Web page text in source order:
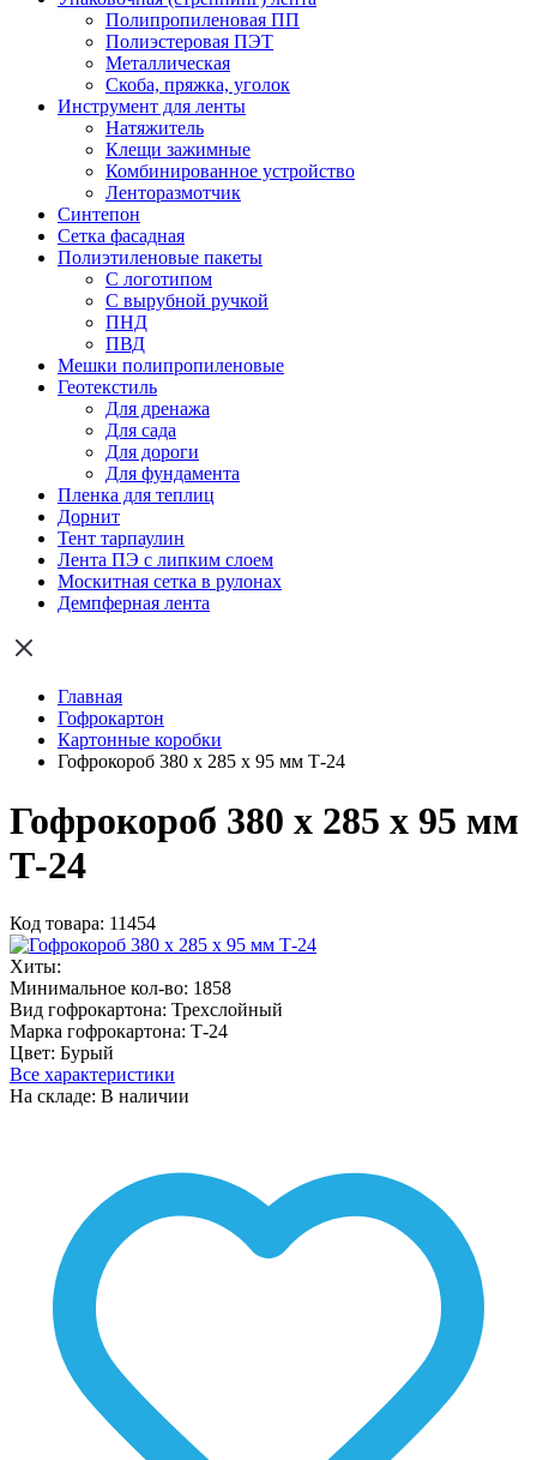
Полипропиленовая ПП
Полиэстеровая ПЭТ
Металлическая
Скоба, пряжка, уголок
Инструмент для ленты
Натяжитель
Клещи зажимные
Комбинированное устройство
Ленторазмотчик
Синтепон
Сетка фасадная
Полиэтиленовые пакеты
С логотипом
С вырубной ручкой
ПНД
ПВД
Мешки полипропиленовые
Геотекстиль
Для дренажа
Для сада
Для дороги
Для фундамента
Пленка для теплиц
Дорнит
Тент тарпаулин
Лента ПЭ с липким слоем
Москитная сетка в рулонах
Демпферная лента
Главная
Гофрокартон
Картонные коробки
Гофрокороб 380 х 285 х 95 мм Т-24
Гофрокороб 380 х 285 х 95 мм
Т-24
Код товара: 11454
Хиты:
Минимальное кол-во: 1858
Вид гофрокартона: Трехслойный
Марка гофрокартона: Т-24
Цвет: Бурый
Все характеристики
На складе: В наличии